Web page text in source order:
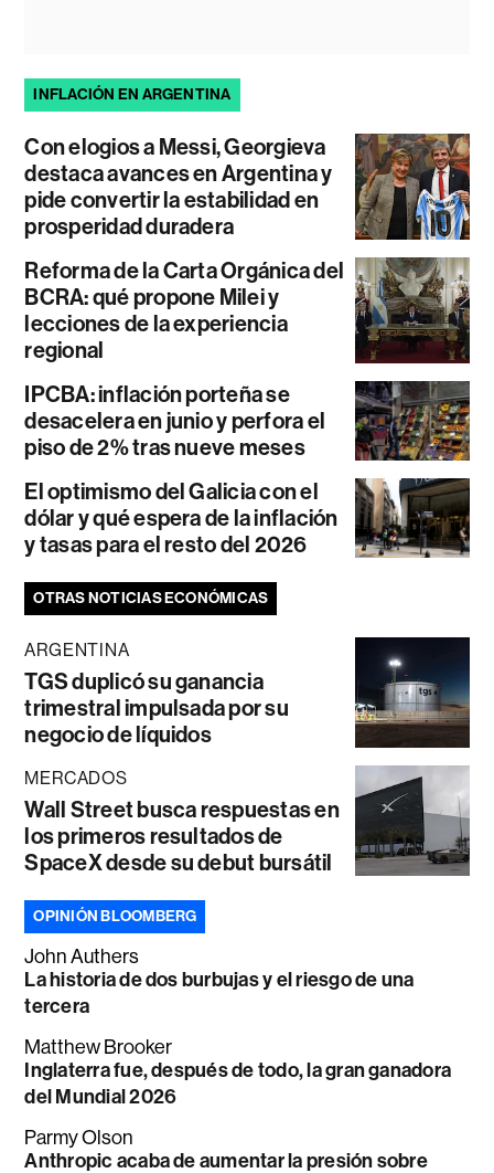
INFLACIÓN EN ARGENTINA
Con elogios a Messi, Georgieva
destaca avances en Argentina y
pide convertir la estabilidad en
prosperidad duradera
Reforma de la Carta Orgánica del
BCRA: qué propone Milei y
lecciones de la experiencia
regional
IPCBA: inflación porteña se
desacelera en junio y perfora el
piso de 2% tras nueve meses
El optimismo del Galicia con el
dólar y qué espera de la inflación
y tasas para el resto del 2026
OTRAS NOTICIAS ECONÓMICAS
ARGENTINA
TGS duplicó su ganancia
trimestral impulsada por su
negocio de líquidos
MERCADOS
Wall Street busca respuestas en
los primeros resultados de
SpaceX desde su debut bursátil
OPINIÓN BLOOMBERG
John Authers
La historia de dos burbujas y el riesgo de una
tercera
Matthew Brooker
Inglaterra fue, después de todo, la gran ganadora
del Mundial 2026
Parmy Olson
Anthropic acaba de aumentar la presión sobre